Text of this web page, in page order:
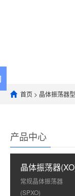
首页 > 晶体振荡器
产品中心
晶体振荡器
常规晶体振荡器
(SPXO)